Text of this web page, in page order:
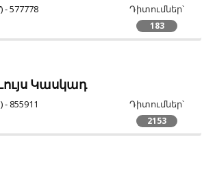
Դիտումներ՝
183
- 577778
Կասկադ
Դիտումներ՝
2153
- 855911